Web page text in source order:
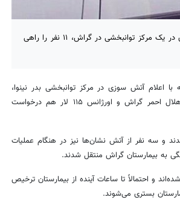
گراش- رئیس اورژانس ١١۵ شهرستان گراش گفت: آتش سوزی در یک مرکز توانبخشی در گراش، ١١ نفر را راهی
اعلام آتش سوزی در مرکز توانبخشی بدر نینوا،
گراش
و اورژانس ١١۵ لار هم درخواست
و سه نفر از آتش نشان‌ها نیز در هنگام عملیات
به بیمارستان گراش منتقل شدند.
و احتمالاً تا ساعات آینده از بیمارستان ترخیص